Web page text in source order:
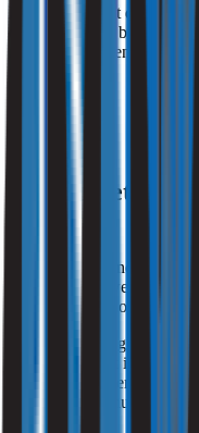
Het mooie is dat dit PvE
ook handvatten biedt bij
meetlat geworden voor
Wat je niet mag
Een gezond
temperatuur. Twee
verdienen in de
Licht:
kunstlicht in
Voor ouderen is dit
heeft op hun dag-